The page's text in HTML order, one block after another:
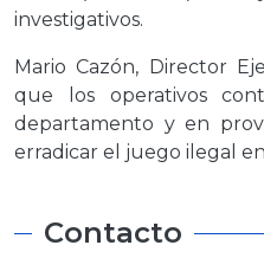
investigativos.
Mario Cazón, Director
que los operativos
departamento y en
erradicar el juego ilegal
Contacto